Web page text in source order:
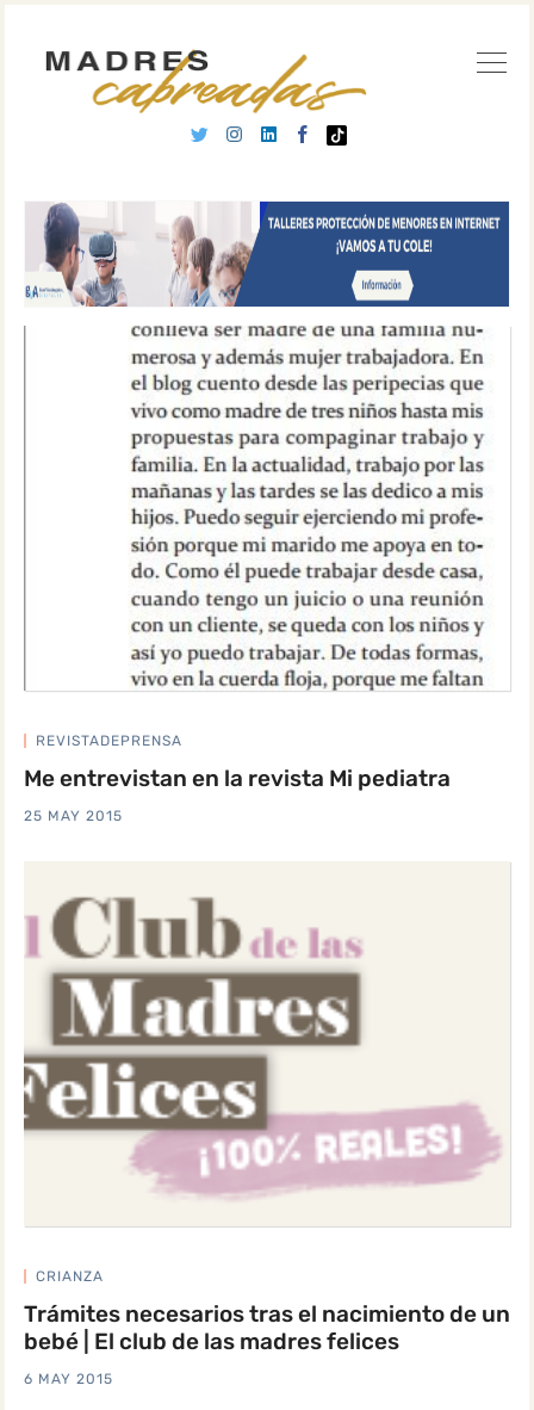
REVISTADEPRENSA
Me entrevistan en la revista Mi pediatra
25 MAY 2015
CRIANZA
Trámites necesarios tras el nacimiento de un
bebé | El club de las madres felices
6 MAY 2015